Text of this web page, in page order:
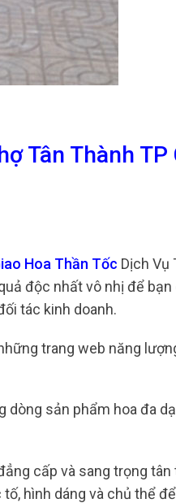
Tân Thành TP
Hoa Thần Tốc Dịch Vụ
độc nhất vô nhị để
tác kinh doanh.
trang web năng
sản phẩm hoa đa
cấp và sang trọng tân
hình dáng và chủ thể